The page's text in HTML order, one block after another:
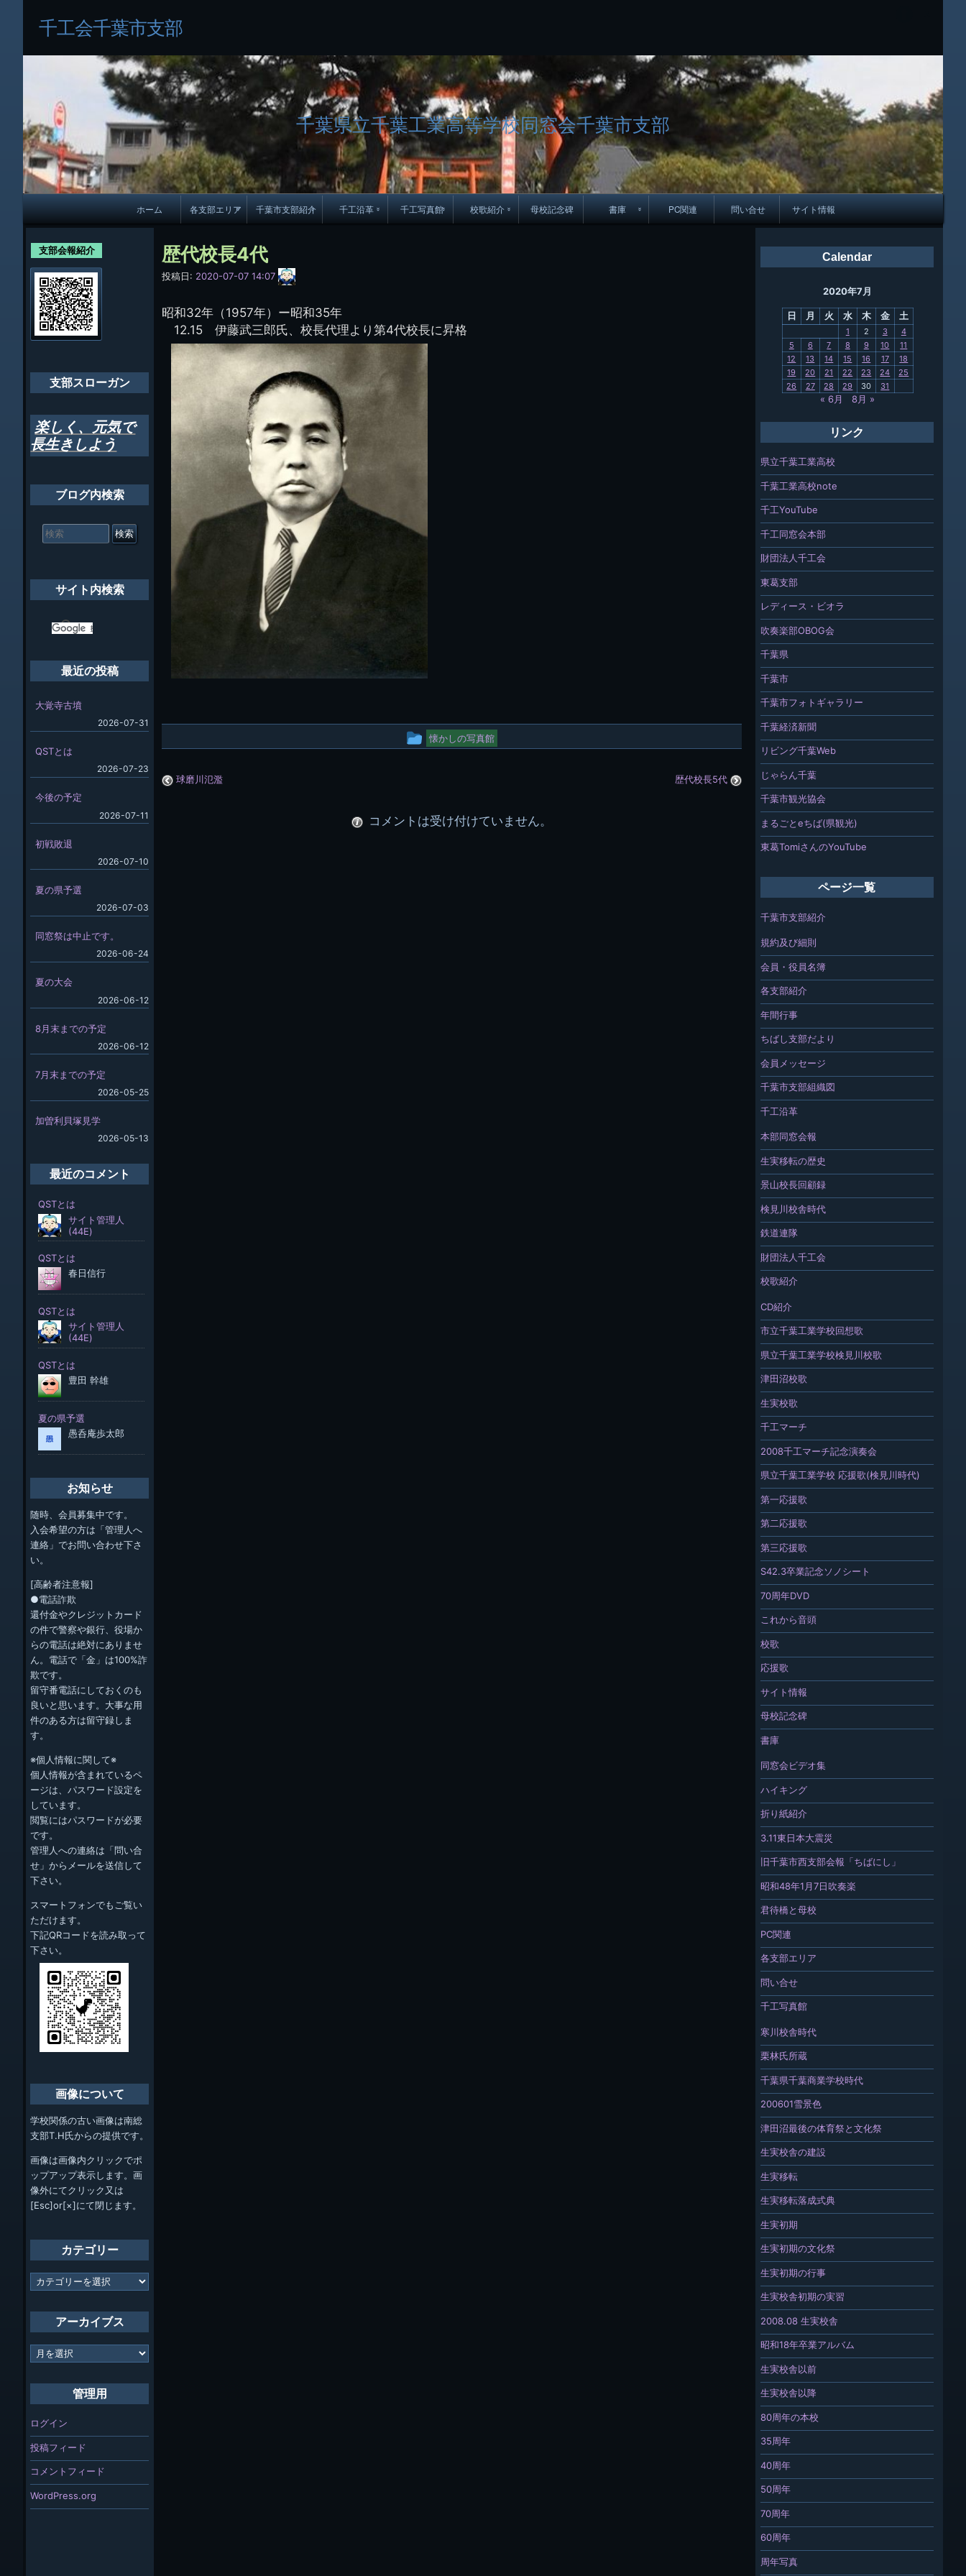
ツ
へ
ス
キ
ッ
プ
千工会千葉市支部
千葉県立千葉工業高等学校同窓会千葉市支部
メ
イ
ン
ナ
ビ
ゲ
ー
ョ
ン
ホーム 各支部エリア 千葉市支部紹介
会員・役員名簿
ちばし支部だより
年間行事
会員メッセージ
千工沿革
検見川校舎時代
千工写真館
生実校舎以前
校歌紹介 母校記念碑 書庫 PC関連 問い合せ サイト情報
歴代校長4代
投稿日: 2020-07-07 14:07
サ
イ
管
理
人
(44E)
昭和32年（1957年）ー昭和35年
12.15 伊藤武三郎氏、校長代理より第4代校長に昇格
投
ー
懐かしの写真館
球磨川氾濫 歴代校長5代
コメントは受け付けていません。
Calendar
2020年7月
日 月 火 水 木 金 土
1 2 3
4
5
6 7 8 9 10
11
12
13 14 15 16 17
18
19
20 21 22 23 24
25
26
27 28 29 30 31
« 6月 8月 »
リンク
県立千葉工業高校
千葉工業高校note
千工YouTube
千工同窓会本部
財団法人千工会
東葛支部
レディース・ビオラ
吹奏楽部OBOG会
千葉県
千葉市
千葉市フォトギャラリー
千葉経済新聞
リビング千葉Web
じゃらん千葉
千葉市観光協会
まるごとeちば(県観光)
東葛TomiさんのYouTube
ページ一覧
千葉市支部紹介
規約及び細則
会員・役員名簿
各支部紹介
年間行事
ちばし支部だより
会員メッセージ
千葉市支部組織図
千工沿革
本部同窓会報
生実移転の歴史
景山校長回顧録
検見川校舎時代
鉄道連隊
財団法人千工会
校歌紹介
CD紹介
市立千葉工業学校回想歌
県立千葉工業学校検見川校歌
津田沼校歌
生実校歌
千工マーチ
2008千工マーチ記念演奏会
県立千葉工業学校 応援歌(検見川時代)
第一応援歌
第二応援歌
第三応援歌
S42.3卒業記念ソノシート
70周年DVD
これから音頭
校歌
応援歌
サイト情報
母校記念碑
書庫
同窓会ビデオ集
ハイキング
折り紙紹介
3.11東日本大震災
旧千葉市西支部会報「ちばにし」
昭和48年1月7日吹奏楽
君待橋と母校
PC関連
各支部エリア
問い合せ
千工写真館
寒川校舎時代
栗林氏所蔵
千葉県千葉商業学校時代
200601雪景色
津田沼最後の体育祭と文化祭
生実校舎の建設
生実移転
生実移転落成式典
生実初期
生実初期の文化祭
生実初期の行事
生実校舎初期の実習
2008.08 生実校舎
昭和18年卒業アルバム
生実校舎以前
生実校舎以降
80周年の本校
35周年
40周年
50周年
70周年
60周年
周年写真
支部会報紹介
支部スローガン
楽しく、元気で
長生きしよう
ブログ内検索
索
サイト内検索
最近の投稿
大覚寺古墳
2026-07-31
QSTとは
2026-07-23
今後の予定
2026-07-11
初戦敗退
2026-07-10
夏の県予選
2026-07-03
同窓祭は中止です。
2026-06-24
夏の大会
2026-06-12
8月末までの予定
2026-06-12
7月末までの予定
2026-05-25
加曽利貝塚見学
2026-05-13
最近のコメント
お知らせ
随時、会員募集中です。
入会希望の方は「管理人へ
連絡」でお問い合わせ下さ
い。
[高齢者注意報]
●電話詐欺
還付金やクレジットカード
の件で警察や銀行、役場か
らの電話は絶対にありませ
ん。電話で「金」は100%詐
欺です。
留守番電話にしておくのも
良いと思います。大事な用
件のある方は留守録しま
す。
※個人情報に関して※
個人情報が含まれているペ
ージは、パスワード設定を
しています。
閲覧にはパスワードが必要
です。
管理人への連絡は「問い合
せ」からメールを送信して
下さい。
スマートフォンでもご覧い
ただけます。
下記QRコードを読み取って
下さい。
画像について
学校関係の古い画像は南総
支部T.H氏からの提供です。
画像は画像内クリックでポ
ップアップ表示します。画
像外にてクリック又は
[Esc]or[×]にて閉じます。
カテゴリー
カ
テ
アーカイブス
ア
ー
管理用
ログイン
投稿フィード
コメントフィード
WordPress.org